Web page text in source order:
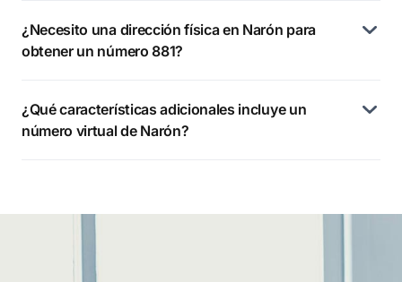
¿Necesito una dirección física en Narón para
obtener un número 881?
¿Qué características adicionales incluye un
número virtual de Narón?